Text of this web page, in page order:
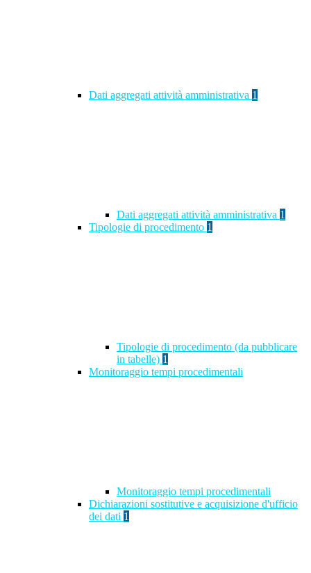
Dati aggregati attività amministrativa 1
Dati aggregati attività amministrativa 1
Tipologie di procedimento 1
Tipologie di procedimento (da pubblicare
in tabelle) 1
Monitoraggio tempi procedimentali
Monitoraggio tempi procedimentali
Dichiarazioni sostitutive e acquisizione d'ufficio
dei dati 1